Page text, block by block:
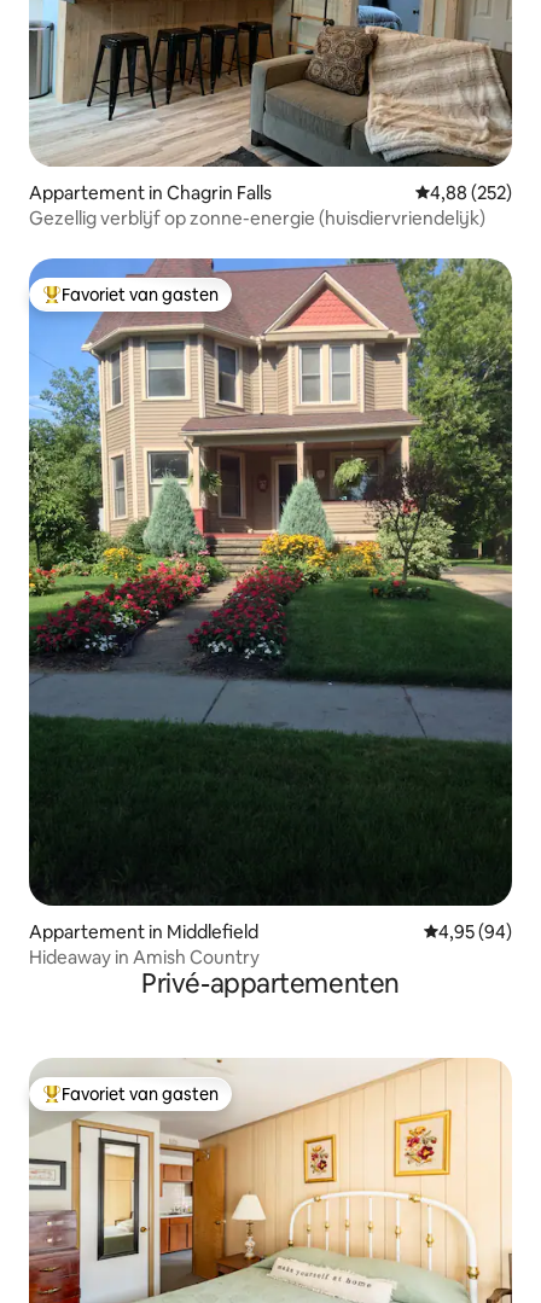
Appartement in Chagrin Falls Gemiddelde
4,88 (252)
Gezellig verblijf op zonne-energie (huisdiervriendelijk)
Topfavoriet van gasten
Favoriet van gasten
Appartement in Middlefield Gemiddelde
4,95 (94)
Hideaway in Amish Country
Privé-appartementen
Topfavoriet van gasten
Favoriet van gasten